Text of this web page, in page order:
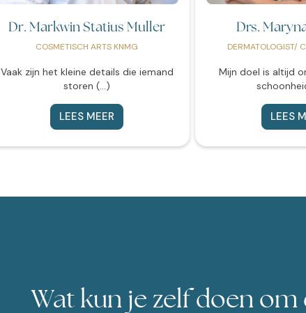
Dr. Markwin Statius Muller
COSMETISCH ARTS KNMG
Vaak zijn het kleine details die iemand
storen (...)
LEES MEER
Drs.
DERMATOLOGIST/
Mijn doel is altijd
LEES
Wat kun je zelf doen om